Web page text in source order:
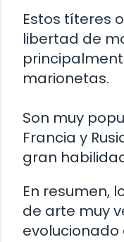
Estos títeres
libertad de
marionetas.
Son muy
Francia y
gran
En resumen,
de arte muy
evolucionado